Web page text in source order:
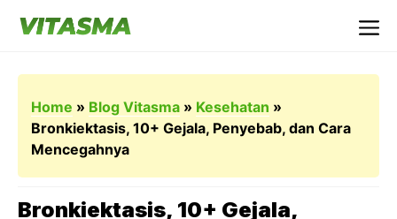
Home » Blog Vitasma » Kesehatan »
Bronkiektasis, 10+ Gejala, Penyebab, dan Cara
Mencegahnya
Bronkiektasis, 10+ Gejala,